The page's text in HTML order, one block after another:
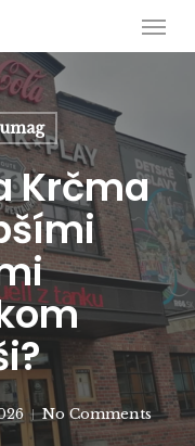
Krčma
No Comments